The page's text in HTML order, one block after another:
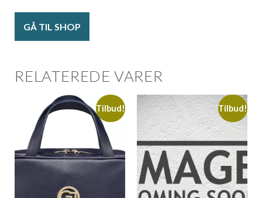
GÅ TIL SHOP
RELATEREDE VARER
Tilbud! Tilbud!